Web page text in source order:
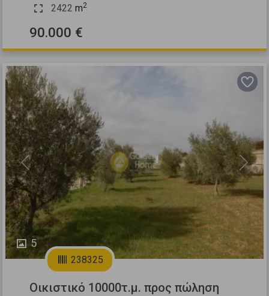
2422 m2
90.000 €
5
Previous Next
238325
Οικιστικό 10000τ.μ. προς πώληση